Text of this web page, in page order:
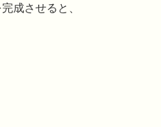
成させると、